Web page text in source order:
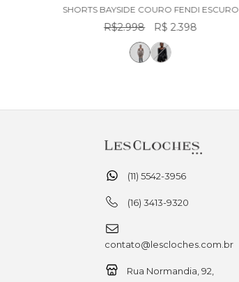
SHORTS BAYSIDE COURO FENDI ESCURO
R$2.998 R$ 2.398
(11) 5542-3956
(16) 3413-9320
contato@lescloches.com.br
Rua Normandia, 92,